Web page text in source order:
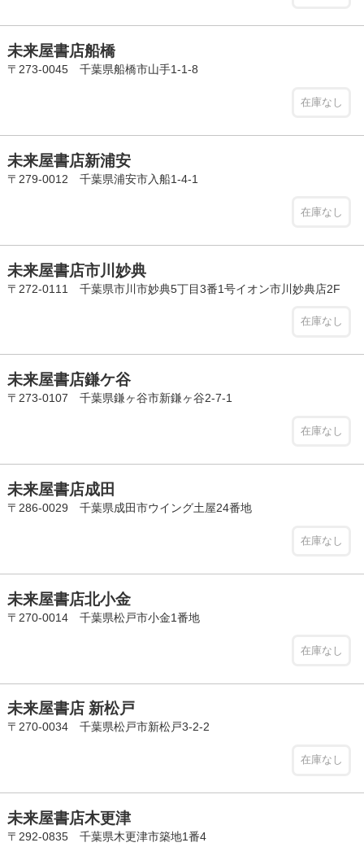
未来屋書店船橋
〒273-0045 千葉県船橋市山手1-1-8
在庫なし
未来屋書店新浦安
〒279-0012 千葉県浦安市入船1-4-1
在庫なし
未来屋書店市川妙典
〒272-0111 千葉県市川市妙典5丁目3番1号イオン市川妙典店2F
在庫なし
未来屋書店鎌ケ谷
〒273-0107 千葉県鎌ヶ谷市新鎌ヶ谷2-7-1
在庫なし
未来屋書店成田
〒286-0029 千葉県成田市ウイング土屋24番地
在庫なし
未来屋書店北小金
〒270-0014 千葉県松戸市小金1番地
在庫なし
未来屋書店 新松戸
〒270-0034 千葉県松戸市新松戸3-2-2
在庫なし
未来屋書店木更津
〒292-0835 千葉県木更津市築地1番4